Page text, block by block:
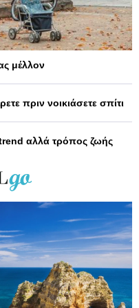
μέλλον
πριν νοικιάσετε σπίτι
αλλά τρόπος ζωής